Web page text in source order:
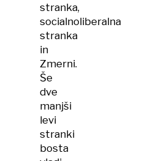
stranka,
socialnoliberalna
stranka
in
Zmerni.
Še
dve
manjši
levi
stranki
bosta